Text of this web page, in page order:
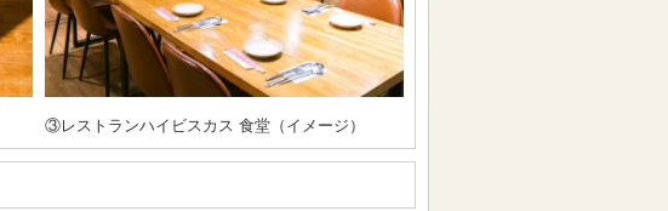
③レストランハイビスカス 食堂（イメージ）